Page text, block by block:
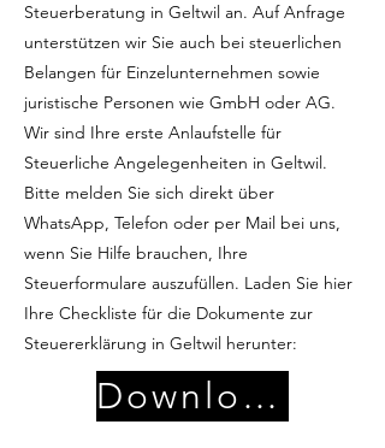
Steuerberatung in Geltwil an. Auf Anfrage
unterstützen wir Sie auch bei steuerlichen
Belangen für Einzelunternehmen sowie
juristische Personen wie GmbH oder AG.
Wir sind Ihre erste Anlaufstelle für
Steuerliche Angelegenheiten in Geltwil.
Bitte melden Sie sich direkt über
WhatsApp, Telefon oder per Mail bei uns,
wenn Sie Hilfe brauchen, Ihre
Steuerformulare auszufüllen. Laden Sie hier
Ihre Checkliste für die Dokumente zur
Steuererklärung in Geltwil herunter:
Download